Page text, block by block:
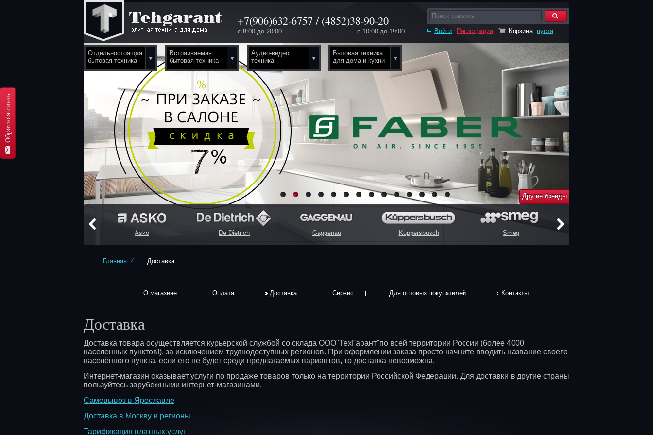
+7(906)632-6757 / (4852)38-90-20
с 8:00 до 20:00 с 10:00 до 19:00 Войти Регистрация Корзина: пуста
Отдельностоящая
бытовая техника
Встраиваемая
бытовая техника
Аудио-видео
техника
Бытовая техника
для дома и кухни
Другие бренды
Asko De Dietrich Gaggenau Kuppersbusch Smeg
Главная ⁄ Доставка
О магазине Оплата Доставка Сервис Для оптовых покупателей Контакты
Доставка
Доставка товара осуществляется курьерской службой со склада ООО"ТехГарант"по всей территории России (более 4000
населенных пунктов!), за исключением труднодоступных регионов. При оформлении заказа просто начните вводить название своего
населённого пункта, если его не будет среди предлагаемых вариантов, то доставка невозможна.
Интернет-магазин оказывает услуги по продаже товаров только на территории Российской Федерации. Для доставки в другие страны
пользуйтесь зарубежными интернет-магазинами.
Самовывоз в Ярославле
Доставка в Москву и регионы
Тарификация платных услуг